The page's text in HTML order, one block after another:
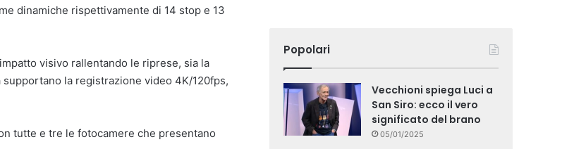
dinamiche rispettivamente di 14 stop e 13
visivo rallentando le riprese, sia la
la registrazione video 4K/120fps,
tutte e tre le fotocamere che presentano
Popolari
Vecchioni spiega Luci a
San Siro: ecco il vero
significato del brano
05/01/2025